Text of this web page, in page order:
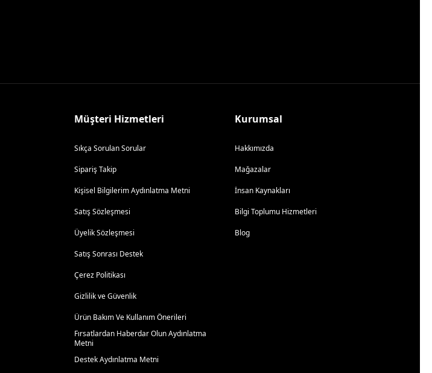
Müşteri Hizmetleri
Sıkça Sorulan Sorular
Sipariş Takip
Kişisel Bilgilerim Aydınlatma Metni
Satış Sözleşmesi
Üyelik Sözleşmesi
Satış Sonrası Destek
Çerez Politikası
Gizlilik ve Güvenlik
Ürün Bakım Ve Kullanım Önerileri
Fırsatlardan Haberdar Olun Aydınlatma
Metni
Destek Aydınlatma Metni
Kurumsal
Hakkımızda
Mağazalar
İnsan Kaynakları
Bilgi Toplumu Hizmetleri
Blog